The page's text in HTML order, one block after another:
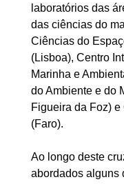
laboratórios das
das ciências do
Ciências do
(Lisboa), Centro
Marinha e
do Ambiente e do
Figueira da Foz)
(Faro).
Ao longo deste
abordados alguns